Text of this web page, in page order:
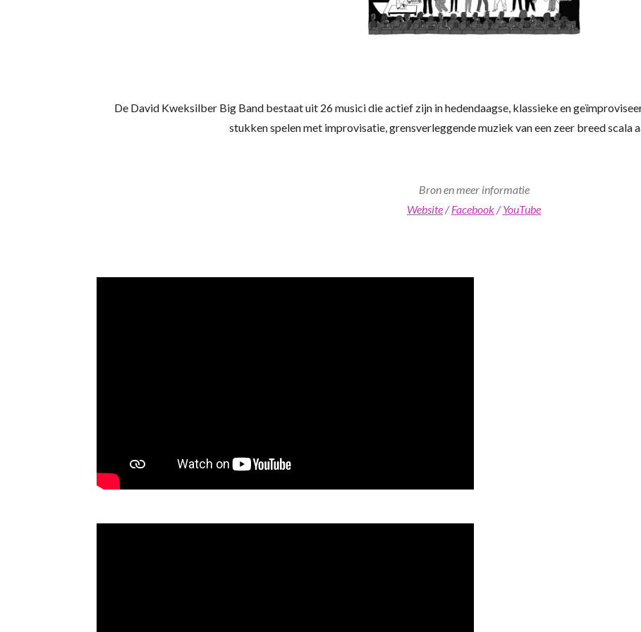
De David Kweksilber Big Band bestaat uit 26 musici die actief zijn in hedendaagse, klassieke en
stukken spelen met improvisatie, grensverleggende muziek van een zeer breed scala
Bron en meer informatie
Website/Facebook/YouTube